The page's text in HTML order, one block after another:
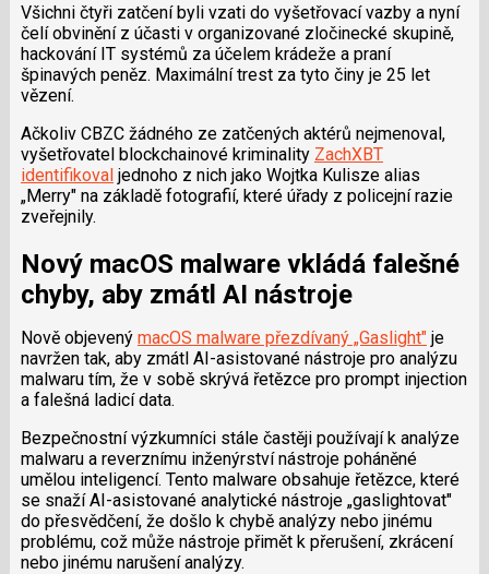
Všichni čtyři zatčení byli vzati do vyšetřovací vazby a nyní
čelí obvinění z účasti v organizované zločinecké skupině,
hackování IT systémů za účelem krádeže a praní
špinavých peněz. Maximální trest za tyto činy je 25 let
vězení.
Ačkoliv CBZC žádného ze zatčených aktérů nejmenoval,
vyšetřovatel blockchainové kriminality ZachXBT
identifikovaljednoho z nich jako Wojtka Kulisze alias
„Merry" na základě fotografií, které úřady z policejní razie
zveřejnily.
Nový macOS malware vkládá falešné
chyby, aby zmátl AI nástroje
Nově objevený macOS malware přezdívaný „Gaslight"je
navržen tak, aby zmátl AI-asistované nástroje pro analýzu
malwaru tím, že v sobě skrývá řetězce pro prompt injection
a falešná ladicí data.
Bezpečnostní výzkumníci stále častěji používají k analýze
malwaru a reverznímu inženýrství nástroje poháněné
umělou inteligencí. Tento malware obsahuje řetězce, které
se snaží AI-asistované analytické nástroje „gaslightovat"
do přesvědčení, že došlo k chybě analýzy nebo jinému
problému, což může nástroje přimět k přerušení, zkrácení
nebo jinému narušení analýzy.